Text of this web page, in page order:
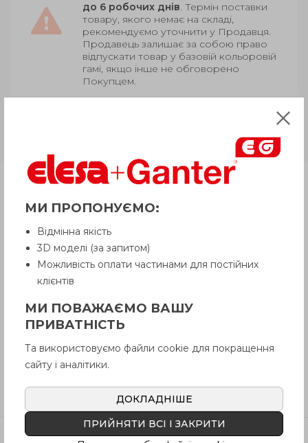
до 6 робочих днів. Термін поставки
товару, якого немає на складі,
рекомендуємо уточнити у Продавця.
Продавець залишає за собою право
відпускати товар у базовій кольоровій
гамі, якщо інше не обговорено
Покупцем.
Продукція
Опис
Питання про продукцію
Інструкція (pdf.)
Відгуки
МИ ПРОПОНУЄМО:
Відмінна якість
3D моделі (за запитом)
Можливість оплати частинами для постійних
клієнтів
МИ ПОВАЖАЄМО ВАШУ
ПРИВАТНІСТЬ
Та використовуємо файли cookie для покращення
сайту і аналітики.
ДОКЛАДНІШЕ
ПРИЙНЯТИ ВСІ І ЗАКРИТИ